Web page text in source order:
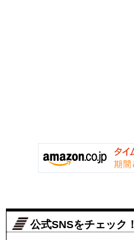
公式SNSをチェック！